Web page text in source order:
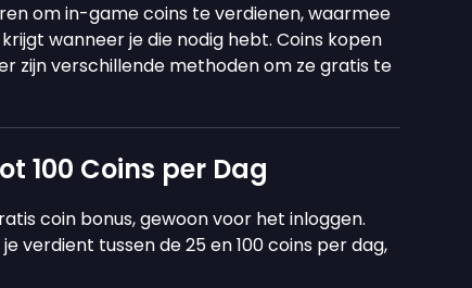
om in-game coins te verdienen, waarmee
wanneer je die nodig hebt. Coins kopen
zijn verschillende methoden om ze gratis te
100 Coins per Dag
coin bonus, gewoon voor het inloggen.
verdient tussen de 25 en 100 coins per dag,